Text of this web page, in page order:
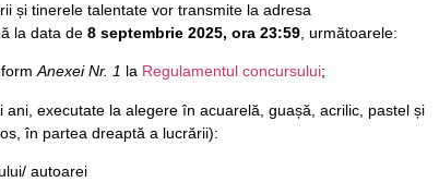
și tinerele talentate vor transmite la adresa
la data de 8 septembrie 2025, ora 23:59 , următoarele:
Anexei Nr. 1 la Regulamentul concursului;
executate la alegere în acuarelă, guașă, acrilic, pastel și
în partea dreaptă a lucrării):
autoarei